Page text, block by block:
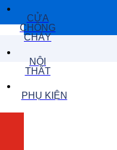
CỬA
CHỐNG
CHÁY
NỘI
THẤT
PHỤ KIỆN